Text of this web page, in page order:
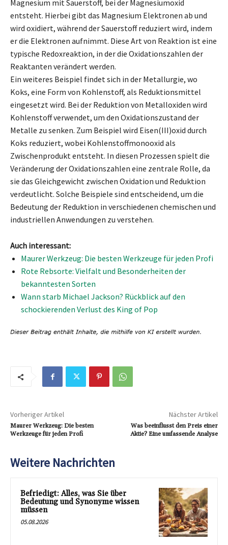
Magnesium mit Sauerstoff, bei der Magnesiumoxid
entsteht. Hierbei gibt das Magnesium Elektronen ab und
wird oxidiert, während der Sauerstoff reduziert wird, indem
er die Elektronen aufnimmt. Diese Art von Reaktion ist eine
typische Redoxreaktion, in der die Oxidationszahlen der
Reaktanten verändert werden.
Ein weiteres Beispiel findet sich in der Metallurgie, wo
Koks, eine Form von Kohlenstoff, als Reduktionsmittel
eingesetzt wird. Bei der Reduktion von Metalloxiden wird
Kohlenstoff verwendet, um den Oxidationszustand der
Metalle zu senken. Zum Beispiel wird Eisen(III)oxid durch
Koks reduziert, wobei Kohlenstoffmonooxid als
Zwischenprodukt entsteht. In diesen Prozessen spielt die
Veränderung der Oxidationszahlen eine zentrale Rolle, da
sie das Gleichgewicht zwischen Oxidation und Reduktion
verdeutlicht. Solche Beispiele sind entscheidend, um die
Bedeutung der Reduktion in verschiedenen chemischen und
industriellen Anwendungen zu verstehen.
Auch interessant:
Maurer Werkzeug: Die besten Werkzeuge für jeden Profi
Rote Rebsorte: Vielfalt und Besonderheiten der
bekanntesten Sorten
Wann starb Michael Jackson? Rückblick auf den
schockierenden Verlust des King of Pop
Vorheriger Artikel
Maurer Werkzeug: Die besten
Werkzeuge für jeden Profi
Nächster Artikel
Was beeinflusst den Preis einer
Aktie? Eine umfassende Analyse
Weitere Nachrichten
Befriedigt: Alles, was Sie über
Bedeutung und Synonyme wissen
müssen
05.08.2026